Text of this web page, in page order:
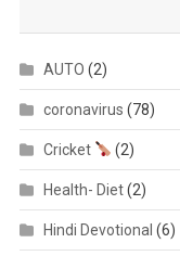
AUTO (2)
coronavirus (78)
Cricket (2)
Health- Diet(2)
Hindi Devotional (6)